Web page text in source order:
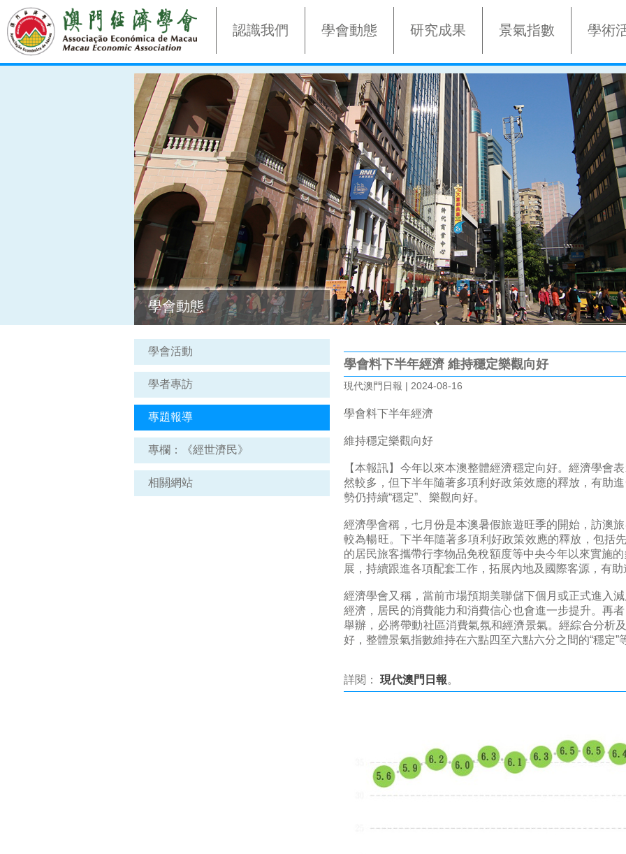
認識我們 學會動態 研究成果 景氣指數 學術
學會動態
學會活動
學者專訪
專題報導
專欄：《經世濟民》
相關網站
學會料下半年經濟 維持穩定樂觀向好
現代澳門日報 | 2024-08-16
學會料下半年經濟
維持穩定樂觀向好
【本報訊】今年以來本澳整體經濟穩定向好。經濟學會
然較多，但下半年隨著多項利好政策效應的釋放，有助
勢仍持續“穩定”、樂觀向好。
經濟學會稱，七月份是本澳暑假旅遊旺季的開始，訪澳
較為暢旺。下半年隨著多項利好政策效應的釋放，包括
的居民旅客攜帶行李物品免稅額度等中央今年以來實施
展，持續跟進各項配套工作，拓展內地及國際客源，有
經濟學會又稱，當前市場預期美聯儲下個月或正式進入
經濟，居民的消費能力和消費信心也會進一步提升。再
舉辦，必將帶動社區消費氣氛和經濟景氣。經綜合分析
好，整體景氣指數維持在六點四至六點六分之間的“穩定”
詳閱： 現代澳門日報。